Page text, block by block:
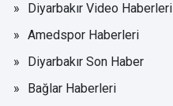
Diyarbakır Video Haberleri
Amedspor Haberleri
Diyarbakır Son Haber
Bağlar Haberleri